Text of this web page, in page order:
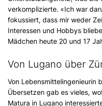
verkomplizierte. «Ich war
fokussiert, dass mir weder
Interessen und Hobbys
Mädchen heute 20 und 17
Von Lugano über
Von Lebensmittelingenieurin
Übersetzen gab es vieles,
Matura in Lugano